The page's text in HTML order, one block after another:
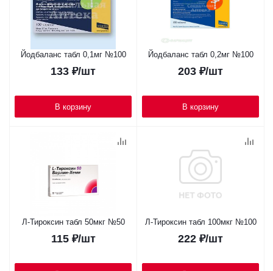
Йодбаланс табл 0,1мг №100
133 ₽/шт
В корзину
Йодбаланс табл 0,2мг №100
203 ₽/шт
В корзину
Л-Тироксин табл 50мкг №50
115₽/шт
Л-Тироксин табл 100мкг №100
222 ₽/шт